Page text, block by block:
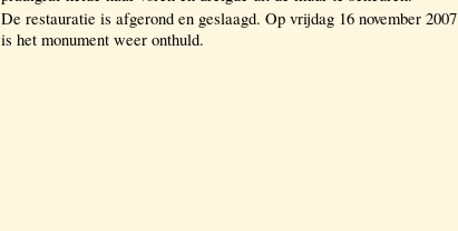
De restauratie is afgerond en geslaagd. Op vrijdag 16 november 2007
is het monument weer onthuld.